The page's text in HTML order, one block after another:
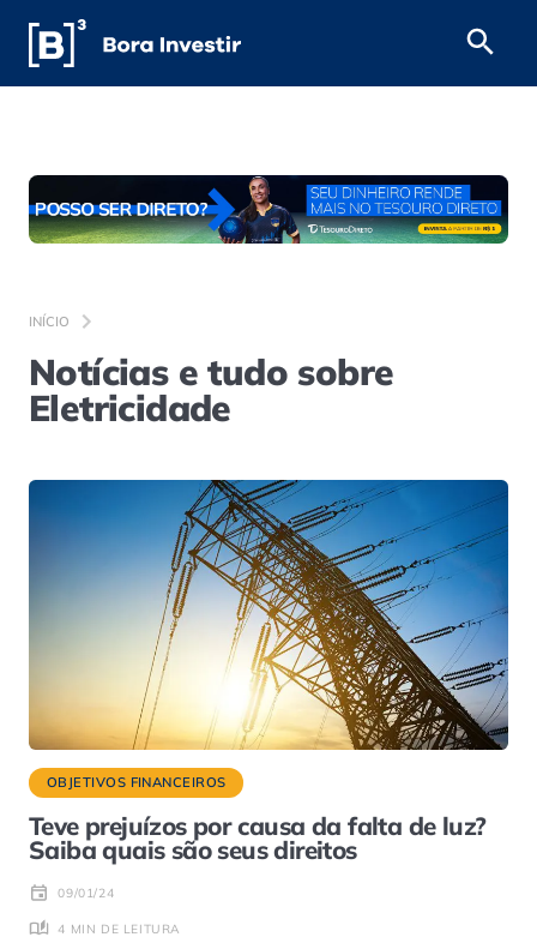
INÍCIO
Notícias e tudo sobre
Eletricidade
OBJETIVOS FINANCEIROS
Teve prejuízos por causa da falta de luz?
Saiba quais são seus direitos
09/01/24
4 MIN DE LEITURA